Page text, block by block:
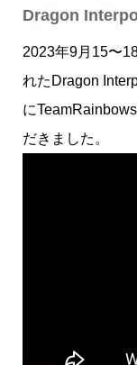
Dragon
2023年9月15〜
れたDragon
に
だきました。